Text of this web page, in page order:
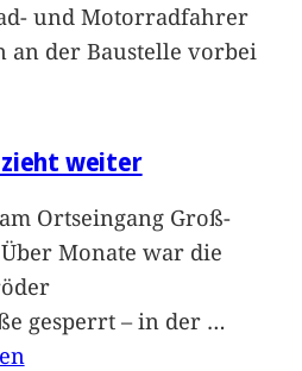
und Motorradfahrer
an der Baustelle vorbei
weiter
Ortseingang Groß-
Monate war die
gesperrt – in der …